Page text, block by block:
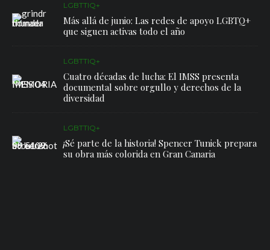
LGBTTIQ+
Más allá de junio: Las redes de apoyo LGBTQ+
que siguen activas todo el año
LGBTTIQ+
Cuatro décadas de lucha: El IMSS presenta
documental sobre orgullo y derechos de la
diversidad
LGBTTIQ+
¡Sé parte de la historia! Spencer Tunick prepara
su obra más colorida en Gran Canaria